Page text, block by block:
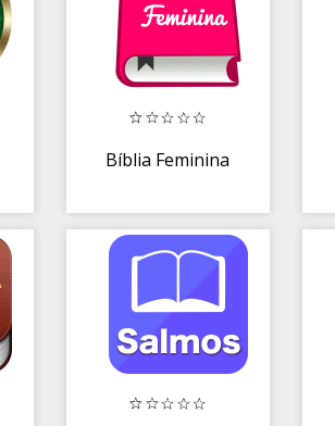
Bíblia Feminina